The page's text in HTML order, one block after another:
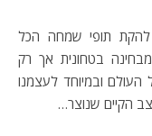
בטחונית אך רק
ובמיוחד לעצמנו
הקיים שנוצר…